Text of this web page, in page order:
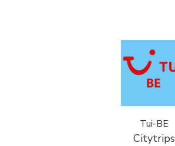
Tui-BE
Citytrips